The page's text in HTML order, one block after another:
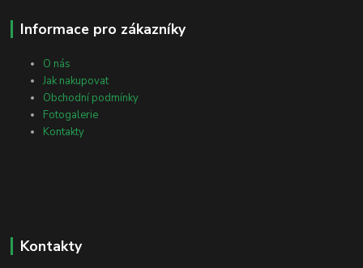
Informace pro zákazníky
O nás
Jak nakupovat
Obchodní podmínky
Fotogalerie
Kontakty
Kontakty